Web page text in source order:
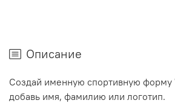
Описание
Создай именную спортивную форму
добавь имя, фамилию или логотип.